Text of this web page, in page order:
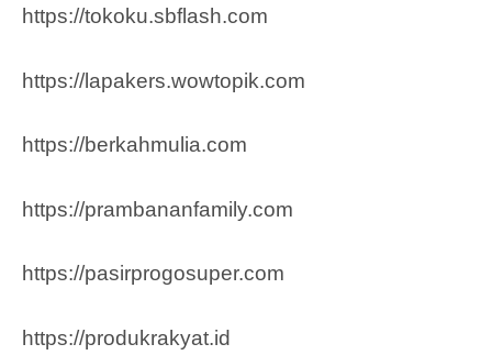
https://tokoku.sbflash.com
https://lapakers.wowtopik.com
https://berkahmulia.com
https://prambananfamily.com
https://pasirprogosuper.com
https://produkrakyat.id